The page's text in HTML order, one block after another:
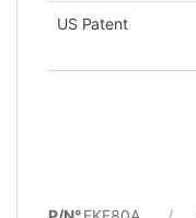
US Patent